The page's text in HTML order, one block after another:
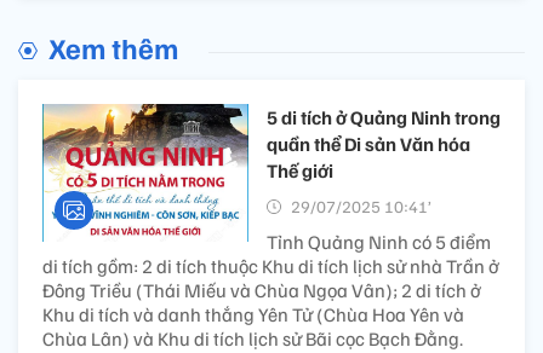
Xem thêm
5 di tích ở Quảng Ninh trong
quần thể Di sản Văn hóa
Thế giới
29/07/2025 10:41’
Tỉnh Quảng Ninh có 5 điểm
di tích gồm: 2 di tích thuộc Khu di tích lịch sử nhà Trần ở
Đông Triều (Thái Miếu và Chùa Ngọa Vân); 2 di tích ở
Khu di tích và danh thắng Yên Tử (Chùa Hoa Yên và
Chùa Lân) và Khu di tích lịch sử Bãi cọc Bạch Đằng.